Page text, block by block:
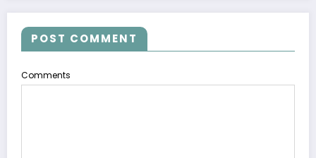
POST COMMENT
Comments